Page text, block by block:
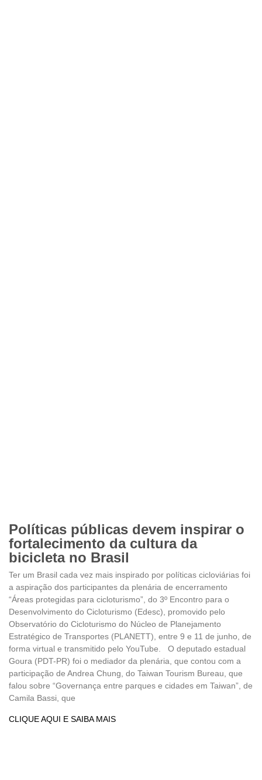
Políticas públicas devem inspirar o
fortalecimento da cultura da
bicicleta no Brasil
Ter um Brasil cada vez mais inspirado por políticas cicloviárias foi
a aspiração dos participantes da plenária de encerramento
“Áreas protegidas para cicloturismo”, do 3º Encontro para o
Desenvolvimento do Cicloturismo (Edesc), promovido pelo
Observatório do Cicloturismo do Núcleo de Planejamento
Estratégico de Transportes (PLANETT), entre 9 e 11 de junho, de
forma virtual e transmitido pelo YouTube. O deputado estadual
Goura (PDT-PR) foi o mediador da plenária, que contou com a
participação de Andrea Chung, do Taiwan Tourism Bureau, que
falou sobre “Governança entre parques e cidades em Taiwan”, de
Camila Bassi, que
CLIQUE AQUI E SAIBA MAIS